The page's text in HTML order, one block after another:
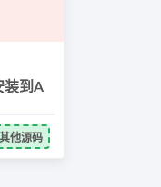
装到A
其他源码